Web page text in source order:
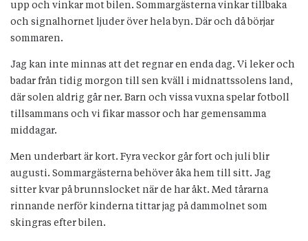
upp och vinkar mot bilen. Sommargästerna vinkar tillbaka
och signalhornet ljuder över hela byn. Där och då börjar
sommaren.
Jag kan inte minnas att det regnar en enda dag. Vi leker och
badar från tidig morgon till sen kväll i midnattssolens land,
där solen aldrig går ner. Barn och vissa vuxna spelar fotboll
tillsammans och vi fikar massor och har gemensamma
middagar.
Men underbart är kort. Fyra veckor går fort och juli blir
augusti. Sommargästerna behöver åka hem till sitt. Jag
sitter kvar på brunnslocket när de har åkt. Med tårarna
rinnande nerför kinderna tittar jag på dammolnet som
skingras efter bilen.